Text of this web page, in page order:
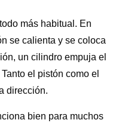
más habitual. En
se calienta y se coloca
un cilindro empuja el
el pistón como el
dirección.
bien para muchos